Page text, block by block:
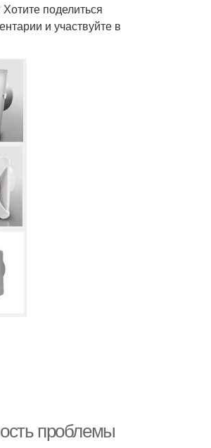
поделиться
и участвуйте в
проблемы